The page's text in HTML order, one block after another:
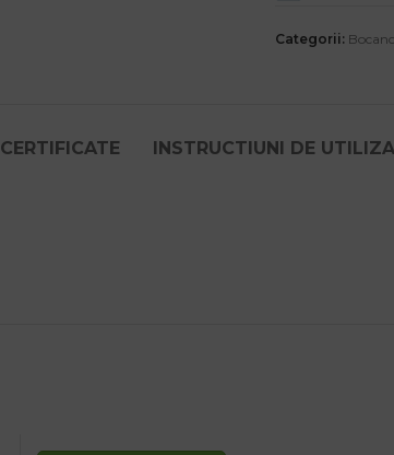
Categorii:
CERTIFICATE INSTRUCTIUNI DE